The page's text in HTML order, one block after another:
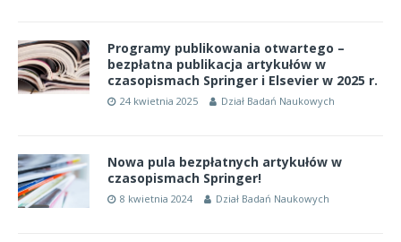
Programy publikowania otwartego –
bezpłatna publikacja artykułów w
czasopismach Springer i Elsevier w 2025 r.
24 kwietnia 2025 Dział Badań Naukowych
Nowa pula bezpłatnych artykułów w
czasopismach Springer!
8 kwietnia 2024 Dział Badań Naukowych